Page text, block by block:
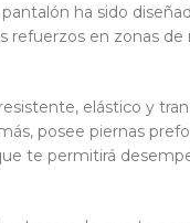
ha sido
refuerzos en zonas
elástico y
posee piernas
te permitirá